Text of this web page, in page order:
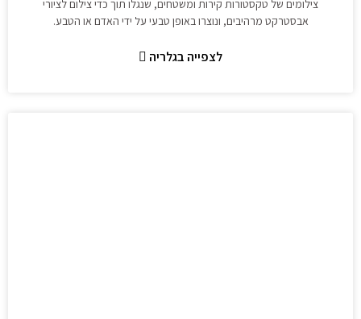
צילומים של טקסטורות קירות ומשטחים, שנגלו תוך כדי צילום לציורי
אבסטרקט מרהיבים, ונוצרו באופן טבעי על ידי האדם או הטבע.
לצפייה בגלריה